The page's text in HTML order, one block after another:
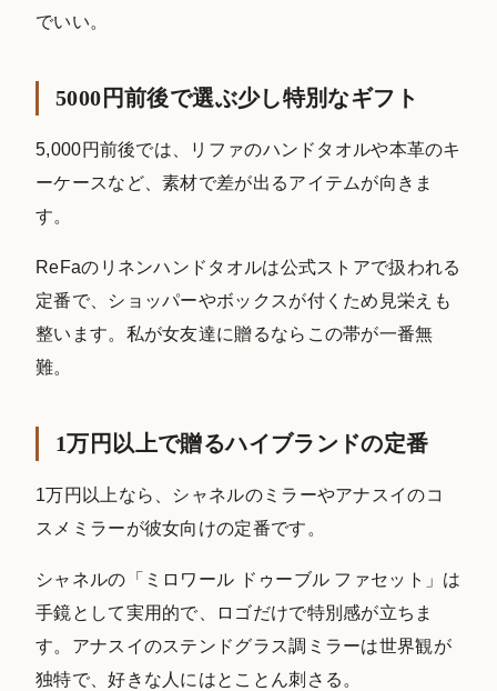
でいい。
5000円前後で選ぶ少し特別なギフト
5,000円前後では、リファのハンドタオルや本革のキ
ーケースなど、素材で差が出るアイテムが向きま
す。
ReFaのリネンハンドタオルは公式ストアで扱われる
定番で、ショッパーやボックスが付くため見栄えも
整います。私が女友達に贈るならこの帯が一番無
難。
1万円以上で贈るハイブランドの定番
1万円以上なら、シャネルのミラーやアナスイのコ
スメミラーが彼女向けの定番です。
シャネルの「ミロワール ドゥーブル ファセット」は
手鏡として実用的で、ロゴだけで特別感が立ちま
す。アナスイのステンドグラス調ミラーは世界観が
独特で、好きな人にはとことん刺さる。